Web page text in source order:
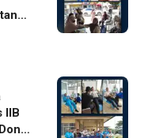
IIB